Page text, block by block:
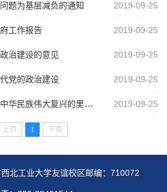
题为基层减负的通知 2019-09-25
工作报告 2019-09-25
治建设的意见 2019-09-25
党的政治建设 2019-09-25
人民日报评论员：铸就中华民族伟大复兴的里程碑 2019-09-25
上页 1 下页
北工业大学友谊校区邮编：710072